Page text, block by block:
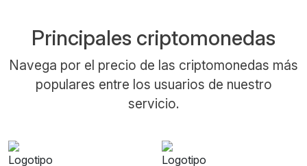
Principales criptomonedas
Navega por el precio de las criptomonedas más
populares entre los usuarios de nuestro
servicio.